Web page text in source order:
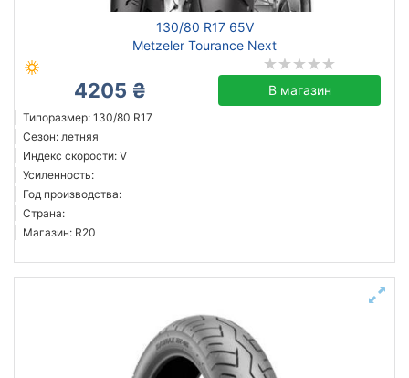
130/80 R17 65V
Metzeler Tourance Next
4205 ₴ В магазин
Типоразмер: 130/80 R17
Сезон: летняя
Индекс скорости: V
Усиленность:
Год производства:
Страна:
Магазин: R20